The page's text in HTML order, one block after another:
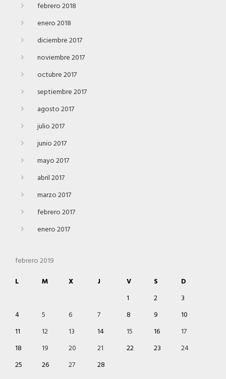
febrero 2018
enero 2018
diciembre 2017
noviembre 2017
octubre 2017
septiembre 2017
agosto 2017
julio 2017
junio 2017
mayo 2017
abril 2017
marzo 2017
febrero 2017
enero 2017
febrero 2019
L
M X J V S
D
1
2
3
4
5 6 7 8 9
10
11
12 13 14 15 16
17
18
19 20 21 22 23
24
25
26 27 28